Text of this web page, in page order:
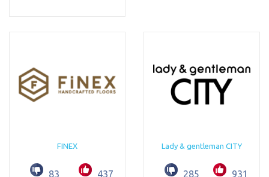
FINEX
83 437
Lady & gentleman CITY
285 931